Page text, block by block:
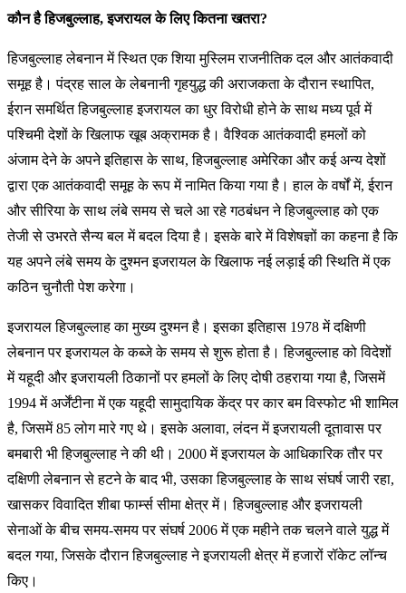
कौन है हिजबुल्लाह, इजरायल के लिए कितना खतरा?
हिजबुल्लाह लेबनान में स्थित एक शिया मुस्लिम राजनीतिक दल और आतंकवादी
समूह है। पंद्रह साल के लेबनानी गृहयुद्ध की अराजकता के दौरान स्थापित,
ईरान समर्थित हिजबुल्लाह इजरायल का धुर विरोधी होने के साथ मध्य पूर्व में
पश्चिमी देशों के खिलाफ खूब अक्रामक है। वैश्विक आतंकवादी हमलों को
अंजाम देने के अपने इतिहास के साथ, हिजबुल्लाह अमेरिका और कई अन्य देशों
द्वारा एक आतंकवादी समूह के रूप में नामित किया गया है। हाल के वर्षों में, ईरान
और सीरिया के साथ लंबे समय से चले आ रहे गठबंधन ने हिजबुल्लाह को एक
तेजी से उभरते सैन्य बल में बदल दिया है। इसके बारे में विशेषज्ञों का कहना है कि
यह अपने लंबे समय के दुश्मन इजरायल के खिलाफ नई लड़ाई की स्थिति में एक
कठिन चुनौती पेश करेगा।
इजरायल हिजबुल्लाह का मुख्य दुश्मन है। इसका इतिहास 1978 में दक्षिणी
लेबनान पर इजरायल के कब्जे के समय से शुरू होता है। हिजबुल्लाह को विदेशों
में यहूदी और इजरायली ठिकानों पर हमलों के लिए दोषी ठहराया गया है, जिसमें
1994 में अर्जेंटीना में एक यहूदी सामुदायिक केंद्र पर कार बम विस्फोट भी शामिल
है, जिसमें 85 लोग मारे गए थे। इसके अलावा, लंदन में इजरायली दूतावास पर
बमबारी भी हिजबुल्लाह ने की थी। 2000 में इजरायल के आधिकारिक तौर पर
दक्षिणी लेबनान से हटने के बाद भी, उसका हिजबुल्लाह के साथ संघर्ष जारी रहा,
खासकर विवादित शीबा फार्म्स सीमा क्षेत्र में। हिजबुल्लाह और इजरायली
सेनाओं के बीच समय-समय पर संघर्ष 2006 में एक महीने तक चलने वाले युद्ध में
बदल गया, जिसके दौरान हिजबुल्लाह ने इजरायली क्षेत्र में हजारों रॉकेट लॉन्च
किए।